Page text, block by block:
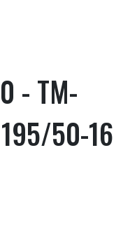
- TM-
50-16